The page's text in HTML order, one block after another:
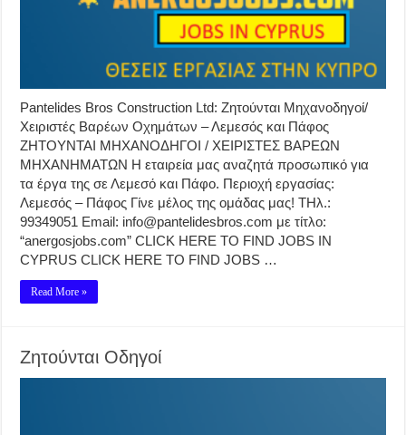
Pantelides Bros Construction Ltd: Ζητούνται Μηχανοδηγοί/
Χειριστές Βαρέων Οχημάτων – Λεμεσός και Πάφος
ΖΗΤΟΥΝΤΑΙ ΜΗΧΑΝΟΔΗΓΟΙ / ΧΕΙΡΙΣΤΕΣ ΒΑΡΕΩΝ
ΜΗΧΑΝΗΜΑΤΩΝ Η εταιρεία μας αναζητά προσωπικό για
τα έργα της σε Λεμεσό και Πάφο. Περιοχή εργασίας:
Λεμεσός – Πάφος Γίνε μέλος της ομάδας μας! ΤΗλ.:
99349051 Email: info@pantelidesbros.com με τίτλο:
“anergosjobs.com” CLICK HERE TO FIND JOBS IN
CYPRUS CLICK HERE TO FIND JOBS …
Read More »
Ζητούνται Οδηγοί